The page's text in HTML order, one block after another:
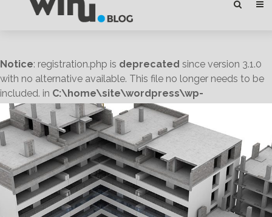
Notice: registration.php is deprecated since version 3.1.0
with no alternative available. This file no longer needs to be
included. in C:\home\site\wordpress\wp-
includes\functions.php
on line4811